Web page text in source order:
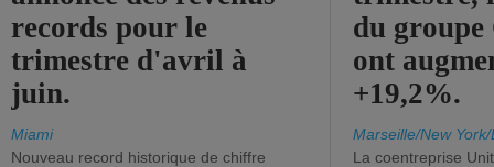
records pour le
trimestre d'avril à
juin.
Miami
Nouveau record historique de chiffre
du
ont
+19,2%.
Marseille/New
La coentreprise